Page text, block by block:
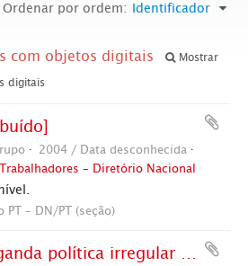
Ordenar por ordem: Identificador
com objetos digitais
Mostrar
digitais
2004 / Data desconhecida
– Diretório Nacional
– DN/PT (seção)
Propaganda política irregular da candidatura “Afif Presidente” (PL) nas eleições de 1989 (São Paulo-SP, 1989). / Crédito: Autoria desconhecida